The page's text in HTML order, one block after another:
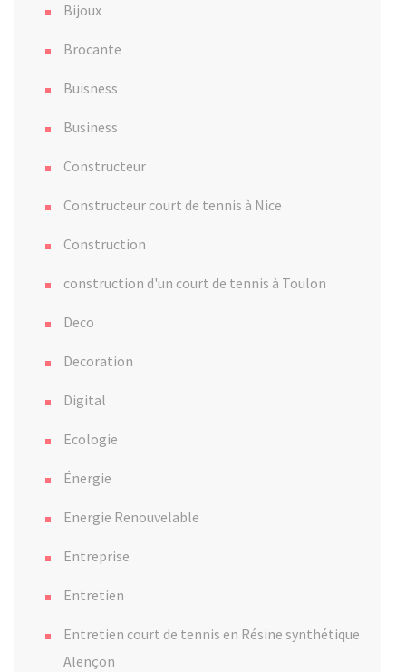
Bijoux
Brocante
Buisness
Business
Constructeur
Constructeur court de tennis à Nice
Construction
construction d'un court de tennis à Toulon
Deco
Decoration
Digital
Ecologie
Énergie
Energie Renouvelable
Entreprise
Entretien
Entretien court de tennis en Résine synthétique
Alençon